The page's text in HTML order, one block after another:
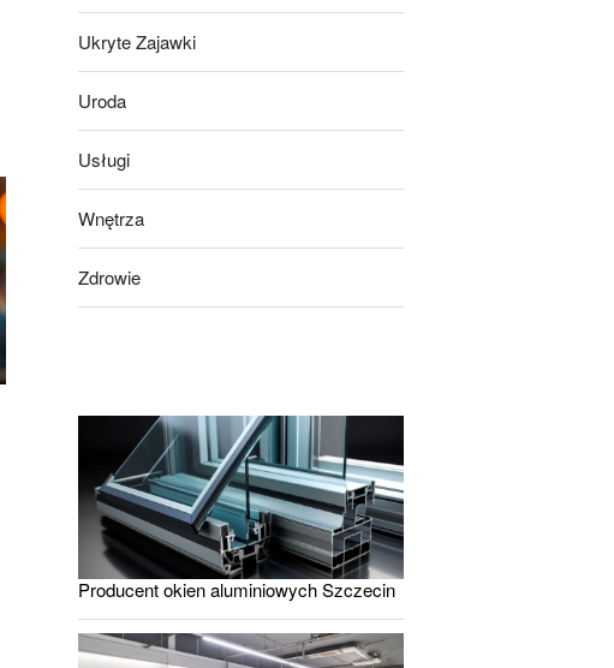
Ukryte Zajawki
Uroda
Usługi
Wnętrza
Zdrowie
Producent okien aluminiowych Szczecin